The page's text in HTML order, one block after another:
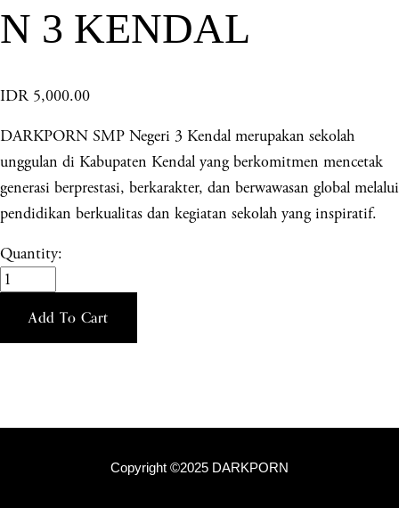
N 3 KENDAL
IDR 5,000.00
DARKPORN SMP Negeri 3 Kendal merupakan sekolah
unggulan di Kabupaten Kendal yang berkomitmen mencetak
generasi berprestasi, berkarakter, dan berwawasan global melalui
pendidikan berkualitas dan kegiatan sekolah yang inspiratif.
Quantity:
Add To Cart
Copyright ©2025 DARKPORN